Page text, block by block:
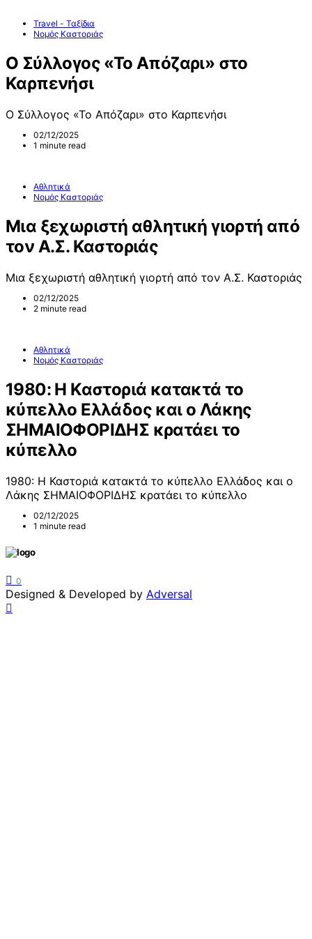
Travel - Ταξίδια
Νομός Καστοριάς
Ο Σύλλογος «Το Απόζαρι» στο
Καρπενήσι
Ο Σύλλογος «Το Απόζαρι» στο Καρπενήσι
02/12/2025
1 minute read
Αθλητικά
Νομός Καστοριάς
Μια ξεχωριστή αθλητική γιορτή από
τον Α.Σ. Καστοριάς
Μια ξεχωριστή αθλητική γιορτή από τον Α.Σ. Καστοριάς
02/12/2025
2 minute read
Αθλητικά
Νομός Καστοριάς
1980: Η Καστοριά κατακτά το
κύπελλο Ελλάδος και ο Λάκης
ΣΗΜΑΙΟΦΟΡΙΔΗΣ κρατάει το
κύπελλο
1980: Η Καστοριά κατακτά το κύπελλο Ελλάδος και ο
Λάκης ΣΗΜΑΙΟΦΟΡΙΔΗΣ κρατάει το κύπελλο
02/12/2025
1 minute read
0
Designed & Developed by Adversal